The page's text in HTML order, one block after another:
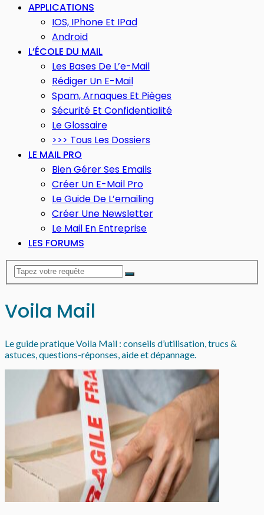
APPLICATIONS
IOS, IPhone Et IPad
Android
L’ÉCOLE DU MAIL
Les Bases De L’e-Mail
Rédiger Un E-Mail
Spam, Arnaques Et Pièges
Sécurité Et Confidentialité
Le Glossaire
>>> Tous Les Dossiers
LE MAIL PRO
Bien Gérer Ses Emails
Créer Un E-Mail Pro
Le Guide De L’emailing
Créer Une Newsletter
Le Mail En Entreprise
LES FORUMS
Voila Mail
Le guide pratique Voila Mail : conseils d’utilisation, trucs &
astuces, questions-réponses, aide et dépannage.